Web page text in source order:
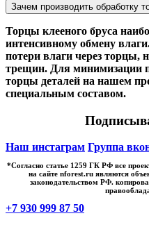
Зачем производить обработку
Торцы клееного бруса
интенсивному обмену
потери влаги через торцы,
трещин. Для минимизации
торцы деталей на нашем
специальным составом.
Наш инстаграм Группа
*Cогласно статье 1259 ГК РФ все
на сайте nforest.ru являются
законодательством РФ.
+7 930 999 87 50